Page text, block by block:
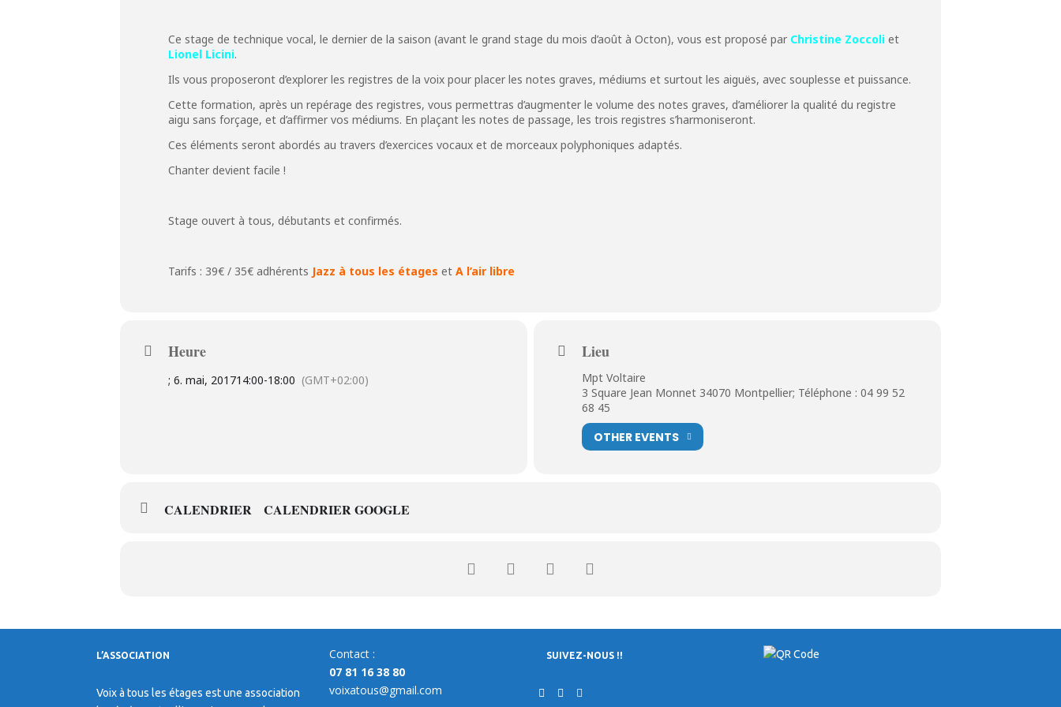
Ce stage de technique vocal, le dernier de la saison (avant le grand stage du mois d’août à Octon), vous est proposé par Christine Zoccoli et
Lionel Licini.
Ils vous proposeront d’explorer les registres de la voix pour placer les notes graves, médiums et surtout les aiguës, avec souplesse et puissance.
Cette formation, après un repérage des registres, vous permettras d’augmenter le volume des notes graves, d’améliorer la qualité du registre
aigu sans forçage, et d’affirmer vos médiums. En plaçant les notes de passage, les trois registres s’harmoniseront.
Ces éléments seront abordés au travers d’exercices vocaux et de morceaux polyphoniques adaptés.
Chanter devient facile !
Stage ouvert à tous, débutants et confirmés.
Tarifs : 39€ / 35€ adhérents Jazz à tous les étages et A l’air libre
Heure
; 6. mai, 201714:00-18:00 (GMT+02:00)
Lieu
Mpt Voltaire
3 Square Jean Monnet 34070 Montpellier; Téléphone : 04 99 52
68 45
OTHER EVENTS
CALENDRIER CALENDRIER GOOGLE
L’ASSOCIATION
Voix à tous les étages est une association
Contact :
07 81 16 38 80
voixatous@gmail.com
SUIVEZ-NOUS !!